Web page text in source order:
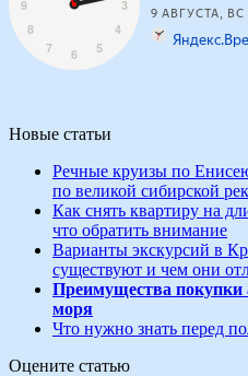
Новые статьи
Речные круизы по
по великой сибирской
Как снять квартиру на
что обратить внимание
Варианты экскурсий в
существуют и чем они
Преимущества покупки
моря
Что нужно знать перед
Оцените статью